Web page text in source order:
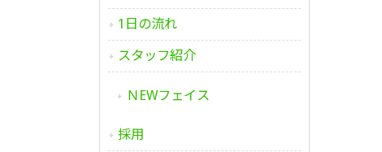
1日の流れ
スタッフ紹介
ＮEWフェイス
採用